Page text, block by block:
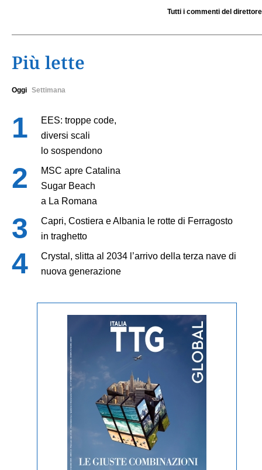
Tutti i commenti del direttore
Più lette
Oggi Settimana
EES: troppe code,
diversi scali
lo sospendono
MSC apre Catalina
Sugar Beach
a La Romana
Capri, Costiera e Albania le rotte di Ferragosto
in traghetto
Crystal, slitta al 2034 l’arrivo della terza nave di
nuova generazione